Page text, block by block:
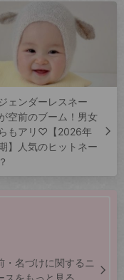
ェンダーレスネー
空前のブーム！男女
もアリ♡【2026年
】人気のヒットネー
・名づけに関するニ
スをもっと見る